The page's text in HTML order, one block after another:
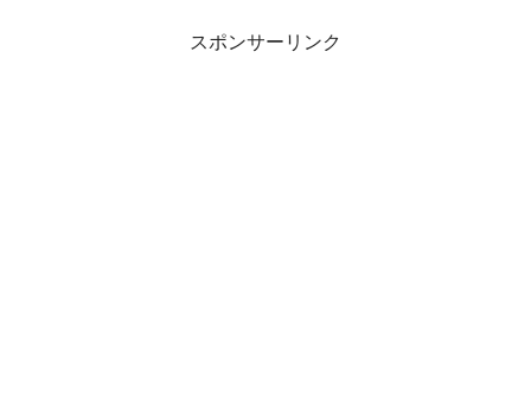
スポンサーリンク